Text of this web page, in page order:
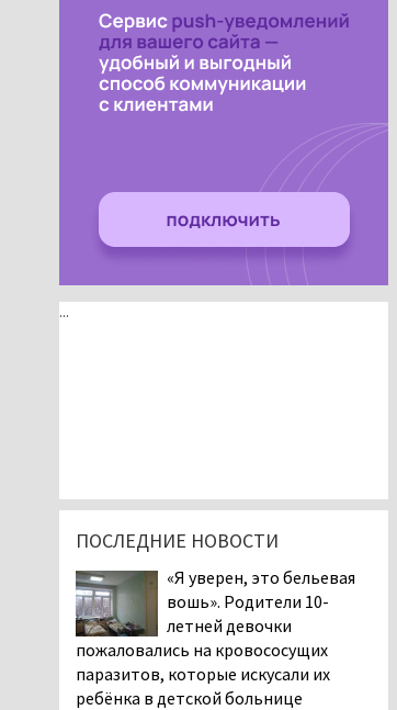
...
ПОСЛЕДНИЕ НОВОСТИ
«Я уверен, это бельевая
вошь». Родители 10-
летней девочки
пожаловались на кровососущих
паразитов, которые искусали их
ребёнка в детской больнице